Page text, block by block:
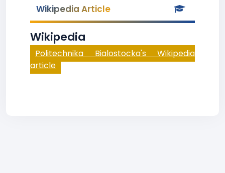
Wikipedia Article
Wikipedia
Politechnika Bialostocka's Wikipedia
article